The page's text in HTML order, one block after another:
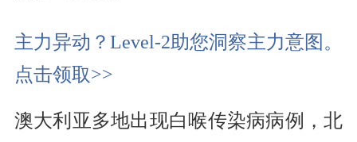
主力异动？Level-2助您洞察主力意图。
点击领取>>
澳大利亚多地出现白喉传染病病例，北